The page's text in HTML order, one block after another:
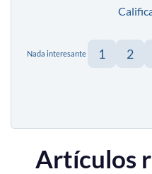
Nada interesante 1 2
Artículos